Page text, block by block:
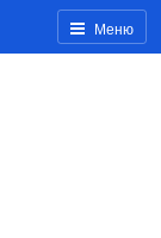
Меню